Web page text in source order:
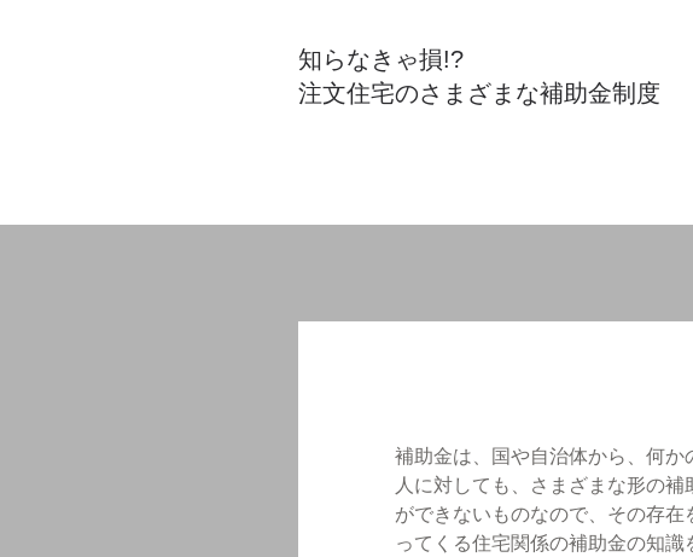
知らなきゃ損!?
注文住宅のさまざまな補助金制度
補助金は、国や自治体から、何
人に対しても、さまざまな形の
ができないものなので、その存
ってくる住宅関係の補助金の知識